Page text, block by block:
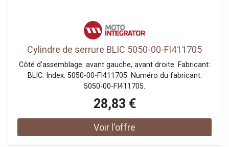
Cylindre de serrure BLIC 5050-00-FI411705
Côté d'assemblage: avant gauche, avant droite. Fabricant:
BLIC. Index: 5050-00-FI411705. Numéro du fabricant:
5050-00-FI411705.
28,83 €